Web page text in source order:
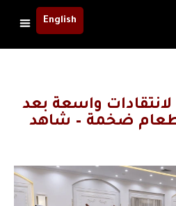
English
واسعة بعد
طعام ضخمة – شاهد